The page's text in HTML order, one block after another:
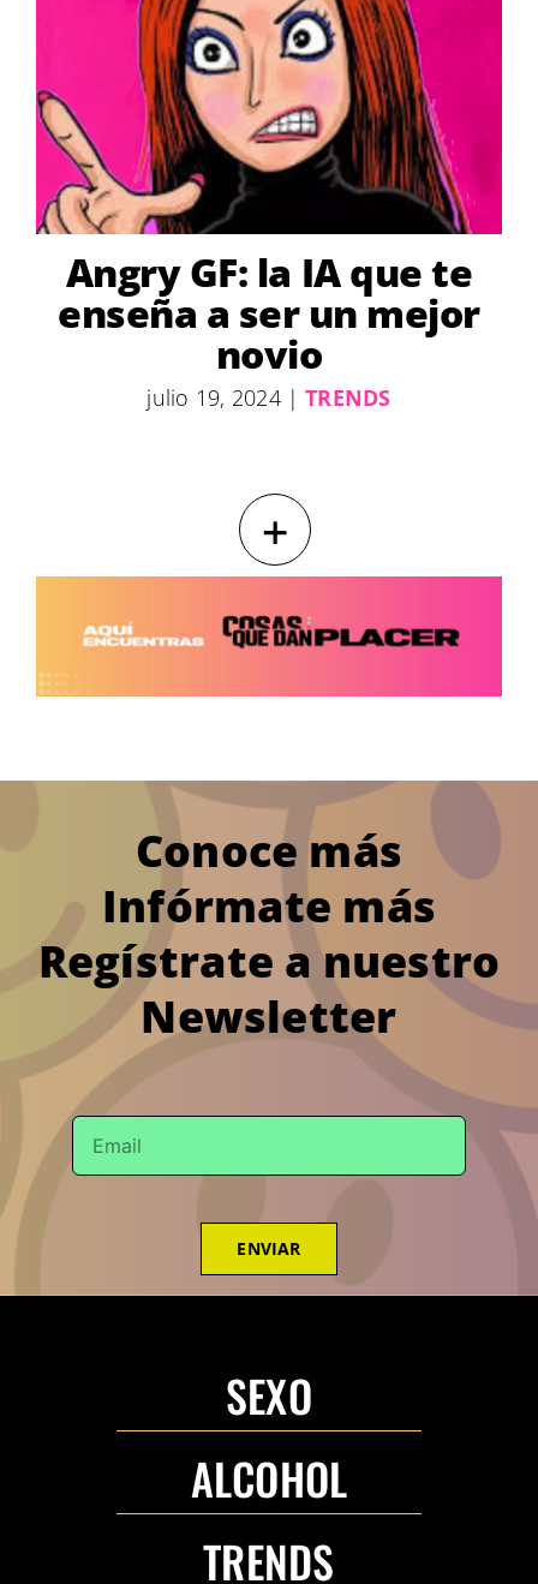
Angry GF: la IA que te
enseña a ser un mejor
novio
julio 19, 2024 | TRENDS
+
Conoce más
Infórmate más
Regístrate a nuestro
Newsletter
ENVIAR
SEXO
ALCOHOL
TRENDS